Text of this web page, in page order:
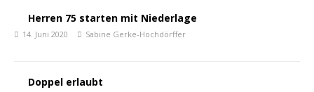
Herren 75 starten mit Niederlage
14. Juni 2020 Sabine Gerke-Hochdörffer
Doppel erlaubt